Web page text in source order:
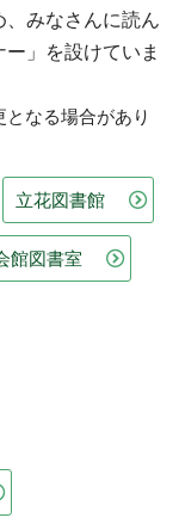
、みなさんに読ん
」を設けていま
なる場合があり
立花図書館
館図書室